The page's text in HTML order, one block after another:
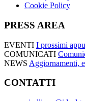
Cookie Policy
PRESS AREA
EVENTI I prossimi
COMUNICATI
NEWS Aggiornamenti,
CONTATTI